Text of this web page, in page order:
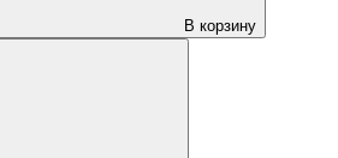
В корзину